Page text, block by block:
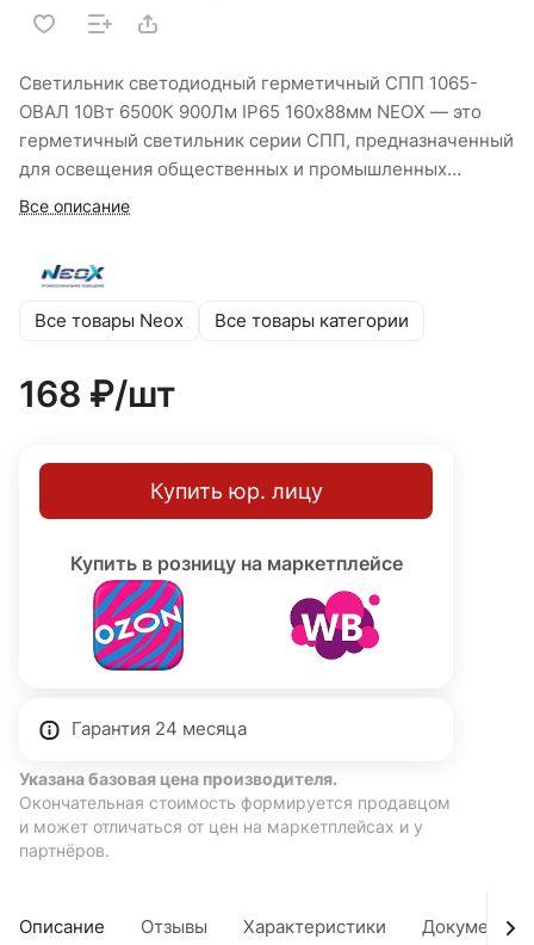
Светильник светодиодный герметичный СПП 1065-
ОВАЛ 10Вт 6500К 900Лм IP65 160х88мм NEOX — это
герметичный светильник серии СПП, предназначенный
для освещения общественных и промышленных
помещений с повышенным содержанием пыли и влаги.
освещение без слепящего эффекта. Светильник можно
устанавливать как на вертикальные, так и на
цветовая температура 6500К (холодный белый),
Все описание
Все товары Neox Все товары категории
168 ₽/шт
Купить юр. лицу
Купить в розницу на маркетплейсе
Гарантия 24 месяца
Указана базовая цена производителя.
Окончательная стоимость формируется продавцом
и может отличаться от цен на маркетплейсах и у
партнёров.
Описание Отзывы Характеристики Документы